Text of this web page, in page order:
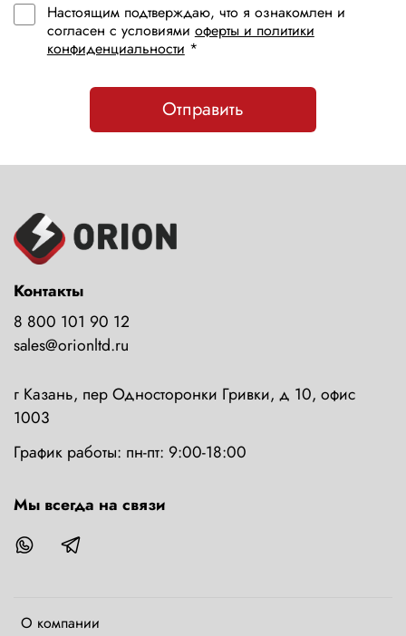
Настоящим подтверждаю, что я ознакомлен и
согласен с условиями оферты и политики
конфиденциальности *
Отправить
О компании
Контакты
8 800 101 90 12
sales@orionltd.ru
г Казань, пер Односторонки Гривки, д 10, офис
1003
График работы: пн-пт: 9:00-18:00
Мы всегда на связи